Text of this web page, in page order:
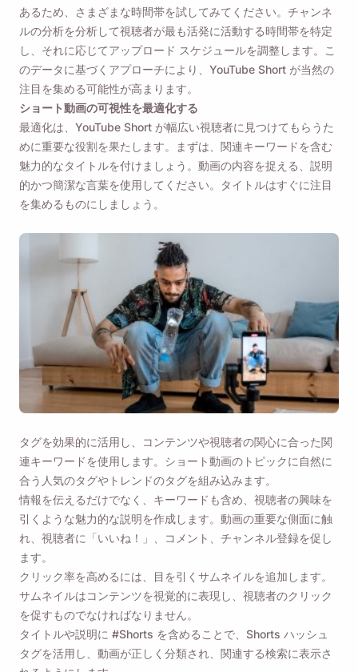
あるため、さまざまな時間帯を試してみてください。チャンネ
ルの分析を分析して視聴者が最も活発に活動する時間帯を特定
し、それに応じてアップロード スケジュールを調整します。こ
のデータに基づくアプローチにより、YouTube Short が当然の
注目を集める可能性が高まります。
ショート動画の可視性を最適化する
最適化は、YouTube Short が幅広い視聴者に見つけてもらうた
めに重要な役割を果たします。まずは、関連キーワードを含む
魅力的なタイトルを付けましょう。動画の内容を捉える、説明
的かつ簡潔な言葉を使用してください。タイトルはすぐに注目
を集めるものにしましょう。
タグを効果的に活用し、コンテンツや視聴者の関心に合った関
連キーワードを使用します。ショート動画のトピックに自然に
合う人気のタグやトレンドのタグを組み込みます。
情報を伝えるだけでなく、キーワードも含め、視聴者の興味を
引くような魅力的な説明を作成します。動画の重要な側面に触
れ、視聴者に「いいね！」、コメント、チャンネル登録を促し
ます。
クリック率を高めるには、目を引くサムネイルを追加します。
サムネイルはコンテンツを視覚的に表現し、視聴者のクリック
を促すものでなければなりません。
タイトルや説明に #Shorts を含めることで、Shorts ハッシュ
タグを活用し、動画が正しく分類され、関連する検索に表示さ